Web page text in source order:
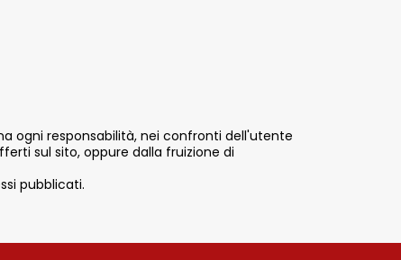
ogni responsabilità, nei confronti dell'utente
sul sito, oppure dalla fruizione di
pubblicati.